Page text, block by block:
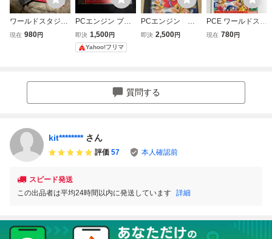
ワールドスタジア
ム Huカード PC
現在 980円
PCエンジン プロ
野球ワールドスタ
ジアム'91 NAMCO
T HuCARD
即決 1,500円
Yahoo!フリマ
PCエンジン ワ
ールドスタジアム
即決 2,500円
PCE ワールドスタ
ジアム’91 PCエン
現在 780円
質問する
kit******** さん
評価 57 本人確認前
スピード発送
この出品者は平均24時間以内に発送しています 詳細